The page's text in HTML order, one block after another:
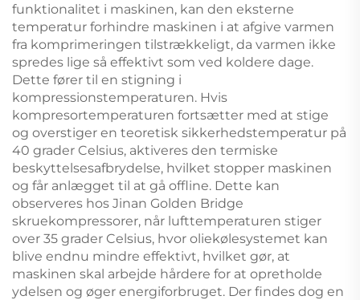
funktionalitet i maskinen, kan den eksterne
temperatur forhindre maskinen i at afgive varmen
fra komprimeringen tilstrækkeligt, da varmen ikke
spredes lige så effektivt som ved koldere dage.
Dette fører til en stigning i
kompressionstemperaturen. Hvis
kompresortemperaturen fortsætter med at stige
og overstiger en teoretisk sikkerhedstemperatur på
40 grader Celsius, aktiveres den termiske
beskyttelsesafbrydelse, hvilket stopper maskinen
og får anlægget til at gå offline. Dette kan
observeres hos Jinan Golden Bridge
skruekompressorer, når lufttemperaturen stiger
over 35 grader Celsius, hvor oliekølesystemet kan
blive endnu mindre effektivt, hvilket gør, at
maskinen skal arbejde hårdere for at opretholde
ydelsen og øger energiforbruget. Der findes dog en